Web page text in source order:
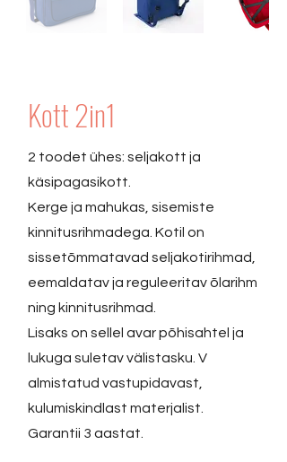
Kott 2in1
2 toodet ühes: seljakott ja
käsipagasikott.
Kerge ja mahukas, sisemiste
kinnitusrihmadega. Kotil on
sissetõmmatavad seljakotirihmad,
eemaldatav ja reguleeritav õlarihm
ning kinnitusrihmad.
Lisaks on sellel avar põhisahtel ja
lukuga suletav välistasku. V
almistatud vastupidavast,
kulumiskindlast materjalist.
Garantii 3 aastat.